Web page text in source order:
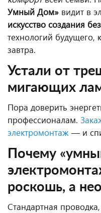
Умный Дом» видит в
искусство создания
технологий будущего,
завтра.
Устали от
мигающих
Пора доверить
профессионалам.
электромонтаж — и
Почему
роскошь, а
Стандартная